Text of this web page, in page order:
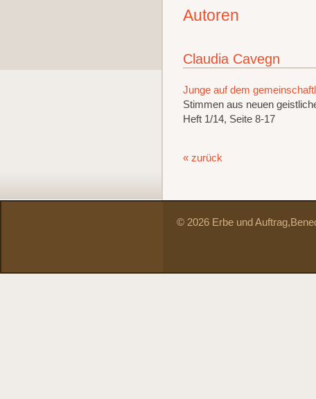
Autoren
Claudia Cavegn
Junge auf dem
Stimmen aus neuen
Heft 1/14, Seite 8-17
« zurück
© 2026 Erbe und Auftrag,